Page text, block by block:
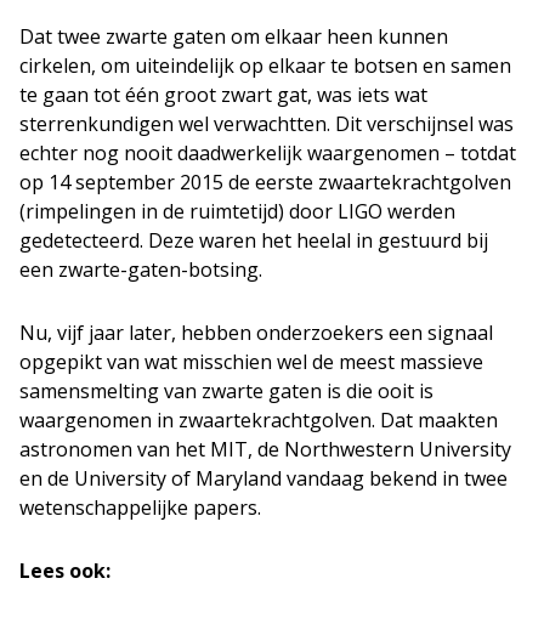
Dat twee zwarte gaten om elkaar heen kunnen
cirkelen, om uiteindelijk op elkaar te botsen en samen
te gaan tot één groot zwart gat, was iets wat
sterrenkundigen wel verwachtten. Dit verschijnsel was
echter nog nooit daadwerkelijk waargenomen – totdat
op 14 september 2015 de eerste zwaartekrachtgolven
(rimpelingen in de ruimtetijd) door LIGO werden
gedetecteerd. Deze waren het heelal in gestuurd bij
een zwarte-gaten-botsing.
Nu, vijf jaar later, hebben onderzoekers een signaal
opgepikt van wat misschien wel de meest massieve
samensmelting van zwarte gaten is die ooit is
waargenomen in zwaartekrachtgolven. Dat maakten
astronomen van het MIT, de Northwestern University
en de University of Maryland vandaag bekend in twee
wetenschappelijke papers.
Lees ook: